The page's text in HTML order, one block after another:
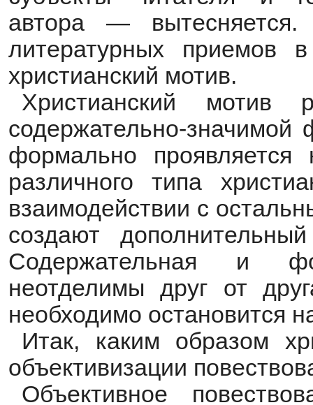
автора —
литературных приемов
христианский мотив.
Христианский мотив
содержательно-значимой
формально
различного типа
взаимодействии с
создают
Содержательная и
неотделимы друг от
необходимо остановится
Итак, каким образом
объективизации
Объективное